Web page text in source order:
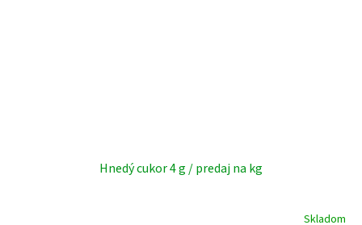
Hnedý cukor 4 g / predaj na kg
Skladom